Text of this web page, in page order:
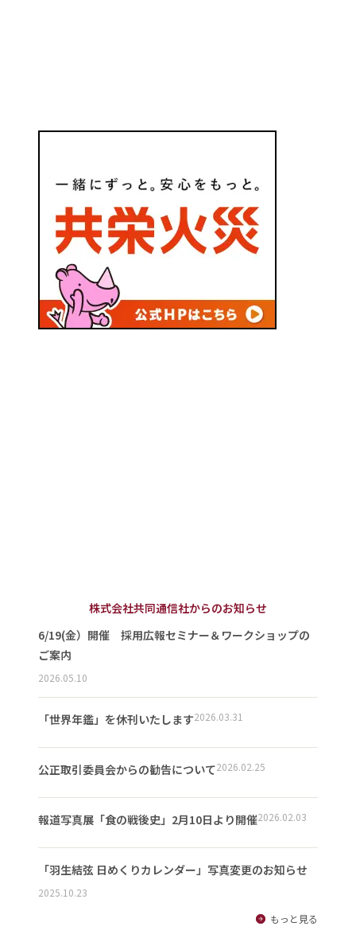
株式会社共同通信社からのお知らせ
6/19(金）開催 採用広報セミナー＆ワークショップの
ご案内
2026.05.10
「世界年鑑」を休刊いたします2026.03.31
公正取引委員会からの勧告について2026.02.25
報道写真展「食の戦後史」2月10日より開催2026.02.03
「羽生結弦 日めくりカレンダー」写真変更のお知らせ
2025.10.23
もっと見る